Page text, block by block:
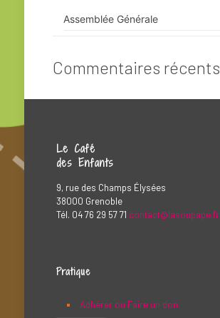
Assemblée Générale
Commentaires récents
Le Café
des Enfants
9, rue des Champs Élysées
38000 Grenoble
Tél. 04 76 29 57 71 contact@lasoupape.fr
Pratique
Adhérer ou Faire un don